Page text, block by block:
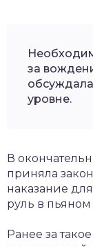
за
уровне.
В
приняла
наказание
руль в
Ранее за